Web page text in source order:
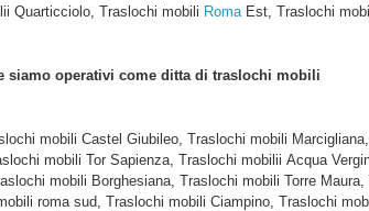
Quarticciolo, Traslochi mobili RomaEst, Traslochi
siamo operativi come ditta di traslochi mobili
mobili Castel Giubileo, Traslochi mobili
mobili Tor Sapienza, Traslochi mobilii Acqua
mobili Borghesiana, Traslochi mobili Torre
roma sud, Traslochi mobili Ciampino, Traslochi